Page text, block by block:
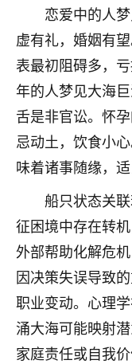
恋爱中的人
虚有礼，婚姻有
表最初阻碍多，
年的人梦见大海
舌是非官讼。怀
忌动土，饮食小
味着诸事随缘，适
船只状态关
征困境中存在转
外部帮助化解危
因决策失误导致
职业变动。心理
涌大海可能映射
家庭责任或自我
我女儿高二叛
的，把我们两
师，一开始我
做完，我女儿
大学，只要能
康康的我就很
鹿森：可怜
3小时前 来自河
付深
我是公司人事
三个，找老师
着我晋升有望
太岁还有一个
后，我以为都
职第一个就是
3000，非常开